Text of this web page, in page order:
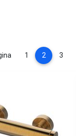
1 2(current)
3